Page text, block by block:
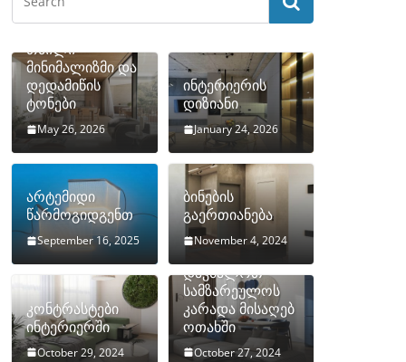
თბილი
მინიმალიზმი და
დედამიწის
ტონები
May 26, 2026
ინტერიერის
დიზიანი
January 24, 2026
არტემიდი
წარმოგიდგენთ
September 16, 2025
ბინების
გაერთიანება
November 4, 2024
კონტრასტები
ინტერიერში
October 29, 2024
როგორ
დავმალოთ
სამზარეულოს
კარადა მისაღებ
ოთახში
October 27, 2024